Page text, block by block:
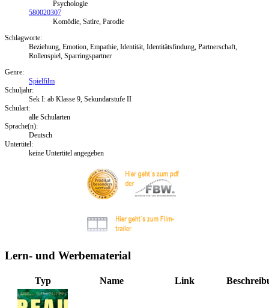
Psychologie
580020307
Komödie, Satire, Parodie
Schlagworte:
Beziehung, Emotion, Empathie, Identität, Identitätsfindung, Partnerschaft,
Rollenspiel, Sparringspartner
Genre:
Spielfilm
Schuljahr:
Sek I: ab Klasse 9, Sekundarstufe II
Schulart:
alle Schularten
Sprache(n):
Deutsch
Untertitel:
keine Untertitel angegeben
Lern- und Werbematerial
Typ Name Link